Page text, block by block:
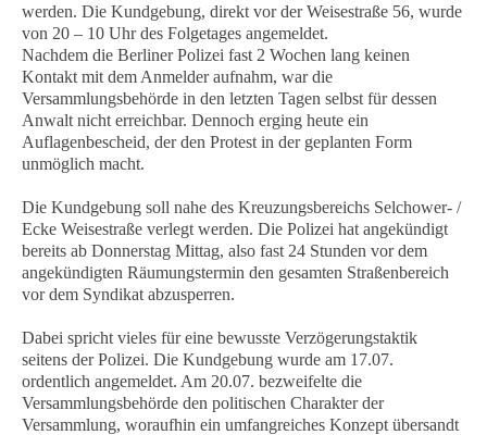
werden. Die Kundgebung, direkt vor der Weisestraße 56, wurde
von 20 – 10 Uhr des Folgetages angemeldet.
Nachdem die Berliner Polizei fast 2 Wochen lang keinen
Kontakt mit dem Anmelder aufnahm, war die
Versammlungsbehörde in den letzten Tagen selbst für dessen
Anwalt nicht erreichbar. Dennoch erging heute ein
Auflagenbescheid, der den Protest in der geplanten Form
unmöglich macht.
Die Kundgebung soll nahe des Kreuzungsbereichs Selchower- /
Ecke Weisestraße verlegt werden. Die Polizei hat angekündigt
bereits ab Donnerstag Mittag, also fast 24 Stunden vor dem
angekündigten Räumungstermin den gesamten Straßenbereich
vor dem Syndikat abzusperren.
Dabei spricht vieles für eine bewusste Verzögerungstaktik
seitens der Polizei. Die Kundgebung wurde am 17.07.
ordentlich angemeldet. Am 20.07. bezweifelte die
Versammlungsbehörde den politischen Charakter der
Versammlung, woraufhin ein umfangreiches Konzept übersandt